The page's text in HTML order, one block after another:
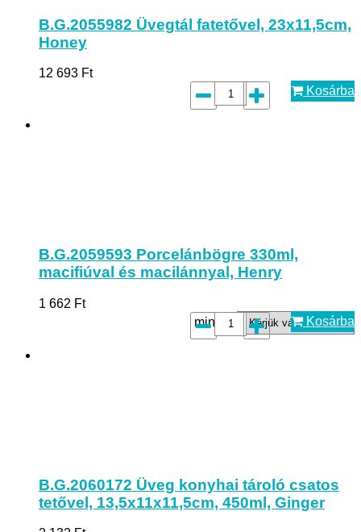
B.G.2055982 Üvegtál fatetővel, 23x11,5cm,
Honey
12 693 Ft
Kosárba
B.G.2059593 Porcelánbögre 330ml,
macifiúval és macilánnyal, Henry
1 662 Ft
minta*:
Kosárba
B.G.2060172 Üveg konyhai tároló csatos
tetővel, 13,5x11x11,5cm, 450ml, Ginger